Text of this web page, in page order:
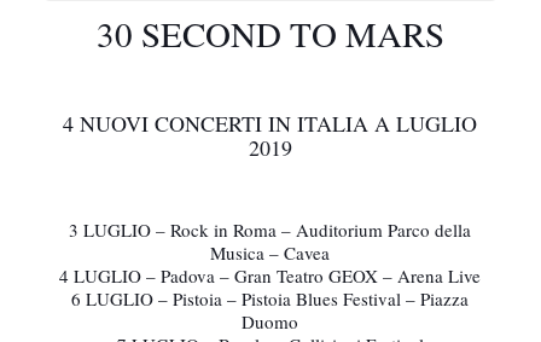
30 SECOND TO MARS
4 NUOVI CONCERTI IN ITALIA A LUGLIO
2019
3 LUGLIO – Rock in Roma – Auditorium Parco della
Musica – Cavea
4 LUGLIO – Padova – Gran Teatro GEOX – Arena Live
6 LUGLIO – Pistoia – Pistoia Blues Festival – Piazza
Duomo